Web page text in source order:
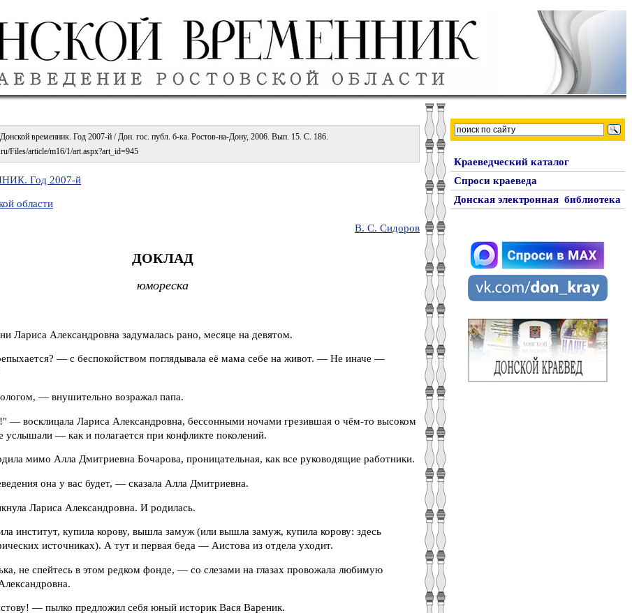
временник. Год 2007-й / Дон. гос. публ. б-ка. Ростов-на-Дону, 2006. Вып. 15. С. 186.
Files/article/m16/1/art.aspx?art_id=945
Год 2007-й
области
В. С. Сидоров
ДОКЛАД
юмореска
Лариса Александровна задумалась рано, месяце на девятом.
— с беспокойством поглядывала её мама себе на живот. — Не иначе —
— внушительно возражал папа.
— восклицала Лариса Александровна, бессонными ночами грезившая о чём-то высоком
услышали — как и полагается при конфликте поколений.
мимо Алла Дмитриевна Бочарова, проницательная, как все руководящие работники.
она у вас будет, — сказала Алла Дмитриевна.
Лариса Александровна. И родилась.
институт, купила корову, вышла замуж (или вышла замуж, купила корову: здесь
источниках). А тут и первая беда — Аистова из отдела уходит.
не спейтесь в этом редком фонде, — со слезами на глазах провожала любимую
— пылко предложил себя юный историк Вася Вареник.
Краеведческий каталог
Спроси краеведа
Донская электронная библиотека